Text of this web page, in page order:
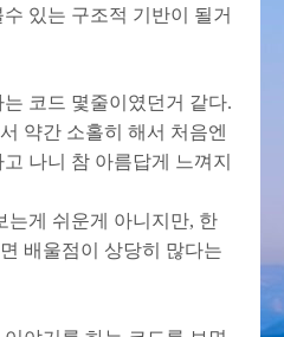
있는 구조적 기반이 될거
코드 몇줄이였던거 같다.
약간 소홀히 해서 처음엔
나니 참 아름답게 느껴지
는게 쉬운게 아니지만, 한
배울점이 상당히 많다는